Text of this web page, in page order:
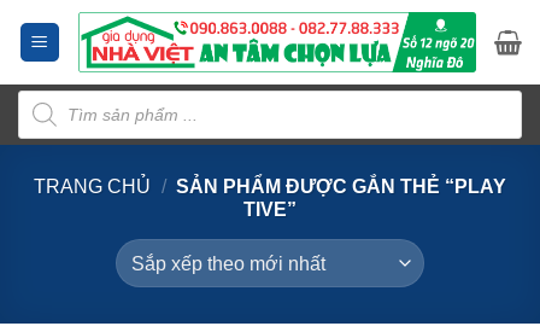
dung
Tìm
kiếm
sản
phẩm
TRANG CHỦ / SẢN PHẨM ĐƯỢC GẮN THẺ “PLAY
TIVE”